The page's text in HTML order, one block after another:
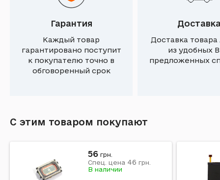
Гарантия
Каждый товар
гарантировано поступит
к покупателю точно в
обговоренный срок
Доставка
из удобных
предложенных
С этим товаром покупают
56 грн.
Спец. цена 46 грн.
В наличии